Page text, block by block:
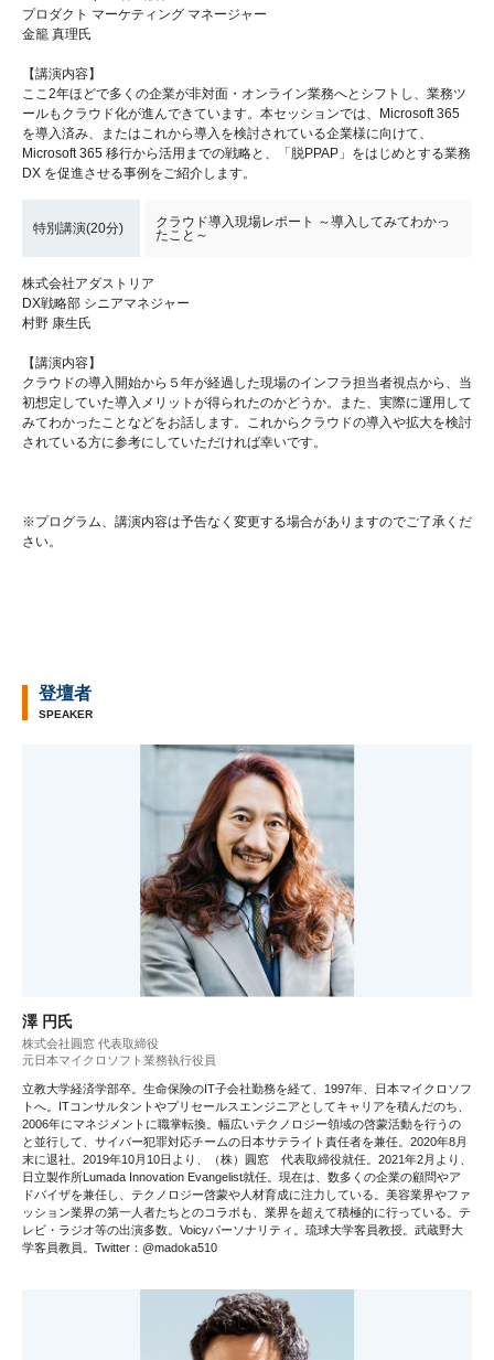
プロダクト マーケティング マネージャー
金籠 真理氏
【講演内容】
ここ2年ほどで多くの企業が非対面・オンライン業務へとシフトし、業務ツ
ールもクラウド化が進んできています。本セッションでは、Microsoft 365
を導入済み、またはこれから導入を検討されている企業様に向けて、
Microsoft 365 移行から活用までの戦略と、「脱PPAP」をはじめとする業務
DX を促進させる事例をご紹介します。
特別講演(20分)
クラウド導入現場レポート ～導入してみてわかっ
たこと～
株式会社アダストリア
DX戦略部 シニアマネジャー
村野 康生氏
【講演内容】
クラウドの導入開始から５年が経過した現場のインフラ担当者視点から、当
初想定していた導入メリットが得られたのかどうか。また、実際に運用して
みてわかったことなどをお話します。これからクラウドの導入や拡大を検討
されている方に参考にしていただければ幸いです。
※プログラム、講演内容は予告なく変更する場合がありますのでご了承くだ
さい。
登壇者
SPEAKER
澤 円氏
株式会社圓窓 代表取締役
元日本マイクロソフト業務執行役員
立教大学経済学部卒。生命保険のIT子会社勤務を経て、1997年、日本マイクロソフ
トへ。ITコンサルタントやプリセールスエンジニアとしてキャリアを積んだのち、
2006年にマネジメントに職掌転換。幅広いテクノロジー領域の啓蒙活動を行うの
と並行して、サイバー犯罪対応チームの日本サテライト責任者を兼任。2020年8月
末に退社。2019年10月10日より、（株）圓窓 代表取締役就任。2021年2月より、
日立製作所Lumada Innovation Evangelist就任。現在は、数多くの企業の顧問やア
ドバイザを兼任し、テクノロジー啓蒙や人材育成に注力している。美容業界やファ
ッション業界の第一人者たちとのコラボも、業界を超えて積極的に行っている。テ
レビ・ラジオ等の出演多数。Voicyパーソナリティ。琉球大学客員教授。武蔵野大
学客員教員。Twitter：@madoka510